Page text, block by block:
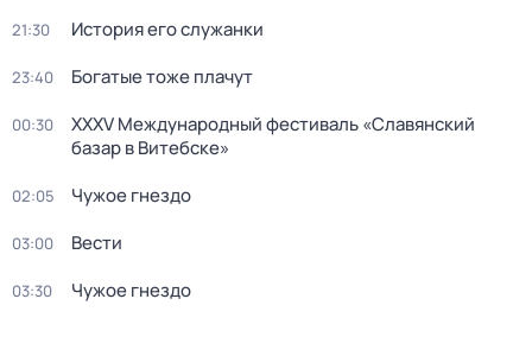
21:30 История его служанки
23:40 Богатые тоже плачут
00:30
XXXV Международный фестиваль «Славянский
базар в Витебске»
02:05 Чужое гнездо
03:00 Вести
03:30 Чужое гнездо